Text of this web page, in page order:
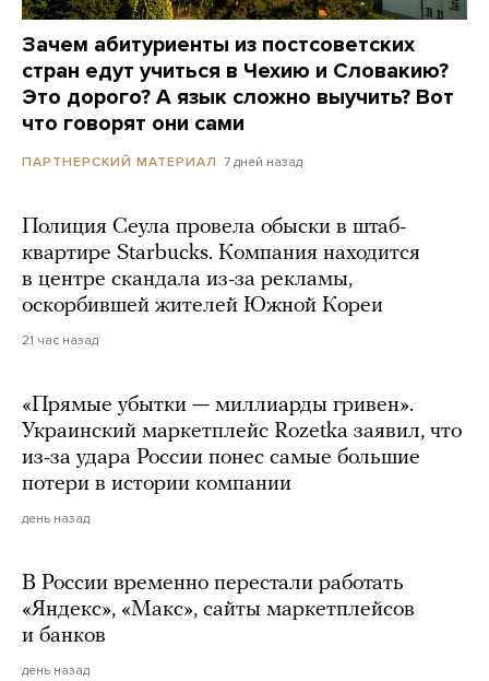
Зачем абитуриенты из постсоветских
стран едут учиться в Чехию и Словакию?
Это дорого? А язык сложно выучить? Вот
что говорят они сами
ПАРТНЕРСКИЙ МАТЕРИАЛ 7 дней назад
Полиция Сеула провела обыски в штаб-
квартире Starbucks. Компания находится
в центре скандала из-за рекламы,
оскорбившей жителей Южной Кореи
21 час назад
«Прямые убытки — миллиарды гривен».
Украинский маркетплейс Rozetka заявил, что
из-за удара России понес самые большие
потери в истории компании
день назад
В России временно перестали работать
«Яндекс», «Макс», сайты маркетплейсов
и банков
день назад